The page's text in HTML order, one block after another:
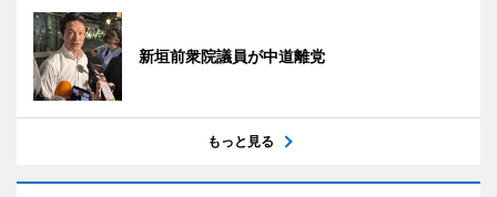
新垣前衆院議員が中道離党
もっと見る